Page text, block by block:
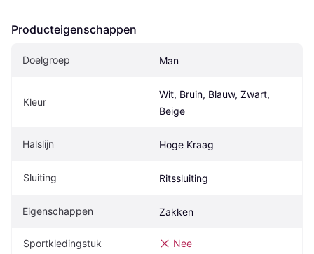
Producteigenschappen
Doelgroep Man
Kleur
Wit, Bruin, Blauw, Zwart,
Beige
Halslijn Hoge Kraag
Sluiting Ritssluiting
Eigenschappen Zakken
Sportkledingstuk Nee